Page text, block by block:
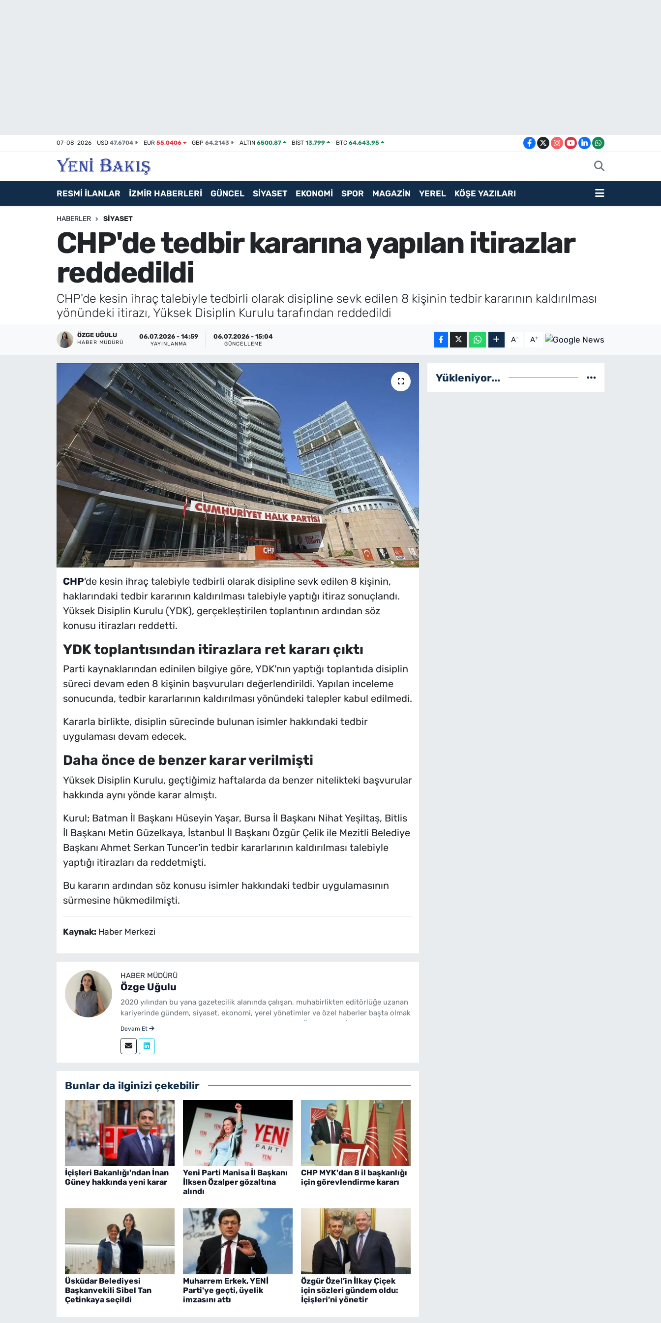
07-08-2026 USD47,6704 EUR 55,0406 GBP64,2143 ALTIN 6500.87 BİST13.799 BTC 64.643,95
RESMİ İLANLAR İZMİR HABERLERİ GÜNCEL SİYASET EKONOMİ SPOR MAGAZİN YEREL KÖŞE YAZILARI
HABERLER SIYASET
CHP'de tedbir kararına yapılan itirazlar
reddedildi
CHP'de kesin ihraç talebiyle tedbirli olarak disipline sevk edilen 8 kişinin tedbir kararının kaldırılması
yönündeki itirazı, Yüksek Disiplin Kurulu tarafından reddedildi
ÖZGE UĞULU
HABER MÜDÜRÜ
06.07.2026 - 14:59
YAYINLANMA
06.07.2026 - 15:04
GÜNCELLEME A- A+
CHP'de kesin ihraç talebiyle tedbirli olarak disipline sevk edilen 8 kişinin,
haklarındaki tedbir kararının kaldırılması talebiyle yaptığı itiraz sonuçlandı.
Yüksek Disiplin Kurulu (YDK), gerçekleştirilen toplantının ardından söz
konusu itirazları reddetti.
YDK toplantısından itirazlara ret kararı çıktı
Parti kaynaklarından edinilen bilgiye göre, YDK'nın yaptığı toplantıda disiplin
süreci devam eden 8 kişinin başvuruları değerlendirildi. Yapılan inceleme
sonucunda, tedbir kararlarının kaldırılması yönündeki talepler kabul edilmedi.
Kararla birlikte, disiplin sürecinde bulunan isimler hakkındaki tedbir
uygulaması devam edecek.
Daha önce de benzer karar verilmişti
Yüksek Disiplin Kurulu, geçtiğimiz haftalarda da benzer nitelikteki başvurular
hakkında aynı yönde karar almıştı.
Kurul; Batman İl Başkanı Hüseyin Yaşar, Bursa İl Başkanı Nihat Yeşiltaş, Bitlis
İl Başkanı Metin Güzelkaya, İstanbul İl Başkanı Özgür Çelik ile Mezitli Belediye
Başkanı Ahmet Serkan Tuncer'in tedbir kararlarının kaldırılması talebiyle
yaptığı itirazları da reddetmişti.
Bu kararın ardından söz konusu isimler hakkındaki tedbir uygulamasının
sürmesine hükmedilmişti.
Kaynak: Haber Merkezi
HABER MÜDÜRÜ
Özge Uğulu
2020 yılından bu yana gazetecilik alanında çalışan, muhabirlikten editörlüğe uzanan
kariyerinde gündem, siyaset, ekonomi, yerel yönetimler ve özel haberler başta olmak
üzere birçok alanda içerik üreten bir gazetecidir. Ege Üniversitesi İletişim Fakültesi
sürdürmektedir.
Devam Et
Bunlar da ilginizi çekebilir
İçişleri Bakanlığı'ndan İnan
Güney hakkında yeni karar
Yeni Parti Manisa İl Başkanı
İlksen Özalper gözaltına
alındı
CHP MYK'dan 8 il başkanlığı
için görevlendirme kararı
Üsküdar Belediyesi
Başkanvekili Sibel Tan
Çetinkaya seçildi
Muharrem Erkek, YENİ
Parti'ye geçti, üyelik
imzasını attı
Özgür Özel’in İlkay Çiçek
için sözleri gündem oldu:
İçişleri’ni yönetir
Yükleniyor...
Asayiş / Polis-Adliye
Magazin